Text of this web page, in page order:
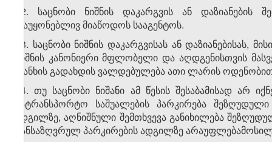
12. საცნობი ნიშნის დაკარგვის ან დაზიანების
დაუყონებლივ მიაწოდოს სააგენტოს.
13. საცნობი ნიშნის დაკარგვისას ან
ნიშნის კანონიერი მფლობელი და აღდგენისთვის
თანხის გადახდის ვალდებულება ათი ლარის
14. თუ საცნობი ნიშანი ამ წესის შესაბამისად არ
სატრანსპორტო საშუალების პარკირება
ადგილზე, აღნიშნული შემთხვევა განიხილება
განსაზღვრულ პარკირების ადგილზე